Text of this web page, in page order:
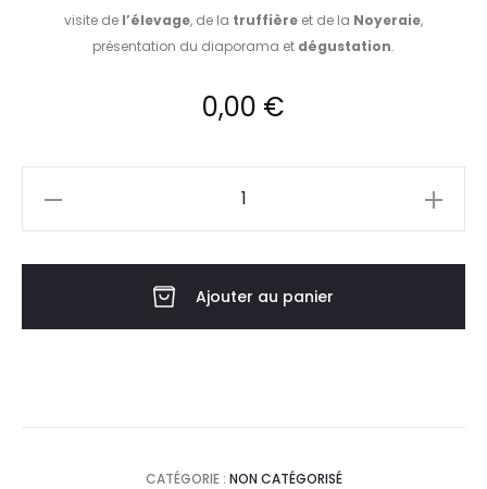
visite de l’élevage, de la truffière et de la Noyeraie,
présentation du diaporama et dégustation.
0,00 €
Ajouter au panier
CATÉGORIE : NON CATÉGORISÉ